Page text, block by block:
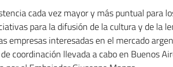
cada vez mayor y más puntual para
para la difusión de la cultura y de la
empresas interesadas en el mercado
coordinación llevada a cabo en Buenos